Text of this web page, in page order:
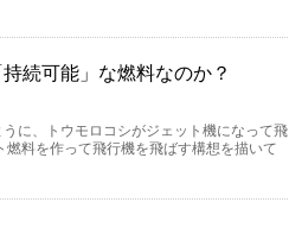
続可能」な燃料なのか？
に、トウモロコシがジェット機になって飛
料を作って飛行機を飛ばす構想を描いて